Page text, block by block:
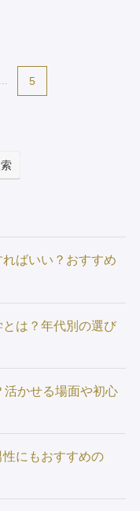
... 5
ばいい？おすすめ
は？年代別の選び
活かせる場面や初心
にもおすすめの